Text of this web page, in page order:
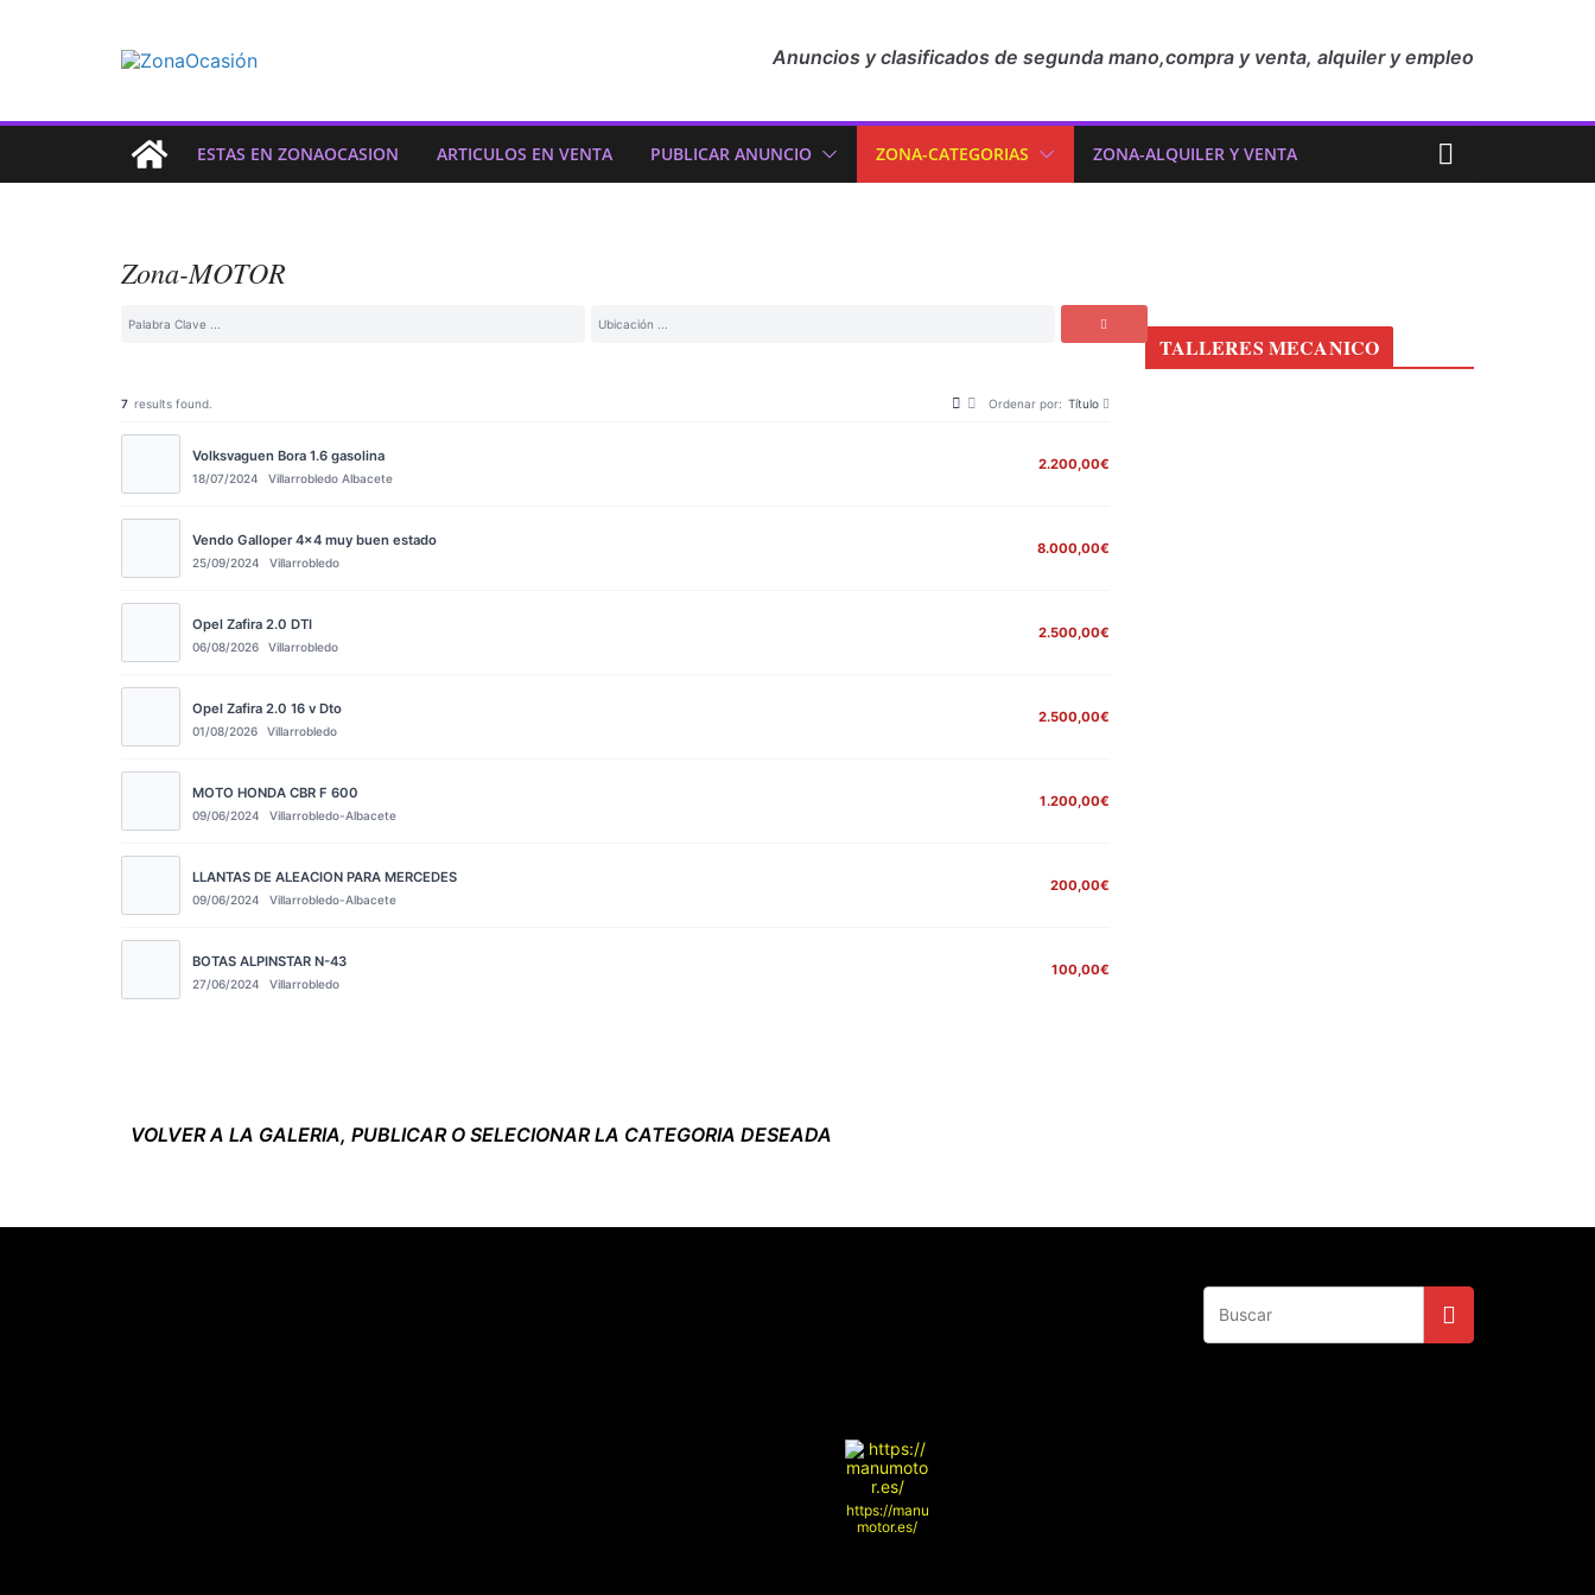
Anuncios y clasificados de segunda mano,compra y venta, alquiler y empleo
ESTAS EN ZONAOCASION ARTICULOS EN VENTA PUBLICAR ANUNCIO ZONA-CATEGORIAS ZONA-ALQUILER Y VENTA
Zona-MOTOR
Ordenar por: Título
7 results found.
Volksvaguen Bora 1.6 gasolina
18/07/2024 Villarrobledo Albacete
2.200,00€
Vendo Galloper 4x4 muy buen estado
25/09/2024 Villarrobledo
8.000,00€
Opel Zafira 2.0 DTI
06/08/2026 Villarrobledo
2.500,00€
Opel Zafira 2.0 16 v Dto
01/08/2026 Villarrobledo
2.500,00€
MOTO HONDA CBR F 600
09/06/2024 Villarrobledo-Albacete
1.200,00€
LLANTAS DE ALEACION PARA MERCEDES
09/06/2024 Villarrobledo-Albacete
200,00€
BOTAS ALPINSTAR N-43
27/06/2024 Villarrobledo
100,00€
TALLERES MECANICO
VOLVER A LA GALERIA, PUBLICAR O SELECIONAR LA CATEGORIA DESEADA
https://manu
motor.es/